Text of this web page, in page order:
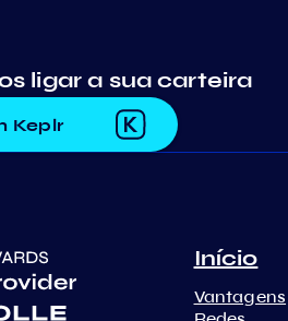
ligar a sua carteira
Keplr
Início
Vantagens